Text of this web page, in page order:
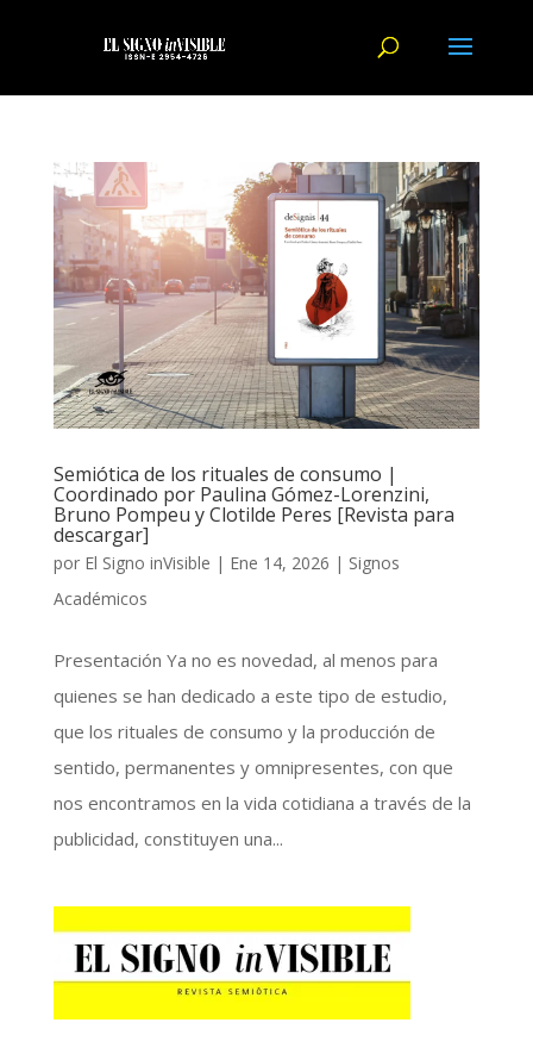
Semiótica de los rituales de consumo |
Coordinado por Paulina Gómez-Lorenzini,
Bruno Pompeu y Clotilde Peres [Revista para
descargar]
por El Signo inVisible | Ene 14, 2026 | Signos
Académicos
Presentación Ya no es novedad, al menos para
quienes se han dedicado a este tipo de estudio,
que los rituales de consumo y la producción de
sentido, permanentes y omnipresentes, con que
nos encontramos en la vida cotidiana a través de la
publicidad, constituyen una...